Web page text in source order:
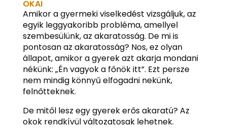
OKAI
Amikor a gyermeki viselkedést vizsgáljuk, az
egyik leggyakoribb probléma, amellyel
szembesülünk, az akaratosság. De mi is
pontosan az akaratosság? Nos, ez olyan
állapot, amikor a gyerek azt akarja mondani
nékünk: „Én vagyok a főnök itt”. Ezt persze
nem mindig könnyű elfogadni nekünk,
felnőtteknek.
De mitől lesz egy gyerek erős akaratú? Az
okok rendkívül változatosak lehetnek.